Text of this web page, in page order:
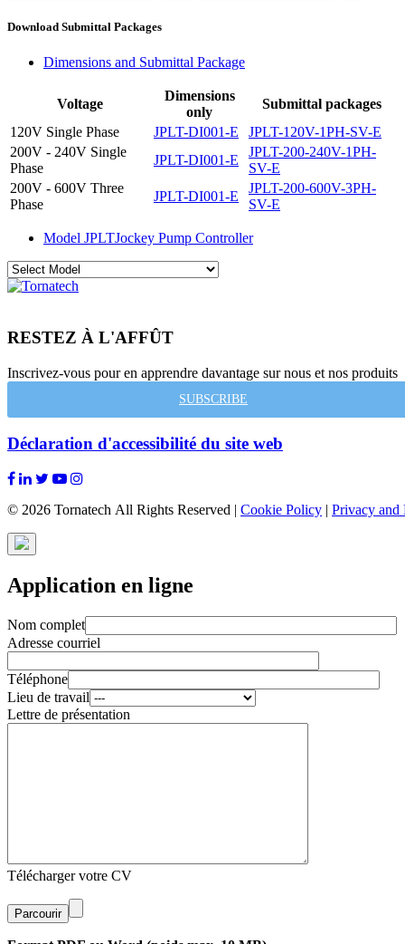
Download Submittal Packages
Dimensions and Submittal Package
Voltage
Dimensions
only
Submittal packages
120V Single Phase
JPLT-DI001-E
JPLT-120V-1PH-SV-E
200V - 240V Single
Phase
JPLT-DI001-E
JPLT-200-240V-1PH-
SV-E
200V - 600V Three
Phase
JPLT-DI001-E
JPLT-200-600V-3PH-
SV-E
Model JPLTJockey Pump Controller
RESTEZ À L'AFFÛT
Inscrivez-vous pour en apprendre davantage sur nous et nos produits
SUBSCRIBE
Déclaration d'accessibilité du site web
© 2026 Tornatech All Rights Reserved | Cookie Policy | Privacy and
Application en ligne
Nom complet
Adresse courriel
Téléphone
Lieu de travail
Lettre de présentation
Télécharger votre CV
Parcourir